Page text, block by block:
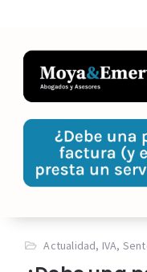
Actualidad, IVA,